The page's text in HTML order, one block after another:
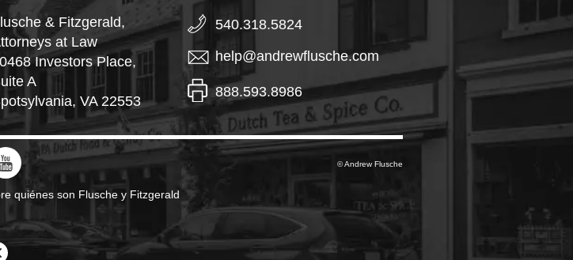
& Fitzgerald,
at Law
Investors Place,
A
VA 22553
540.318.5824
help@andrewflusche.com
888.593.8986
© Andrew Flusche
quiénes son Flusche y Fitzgerald